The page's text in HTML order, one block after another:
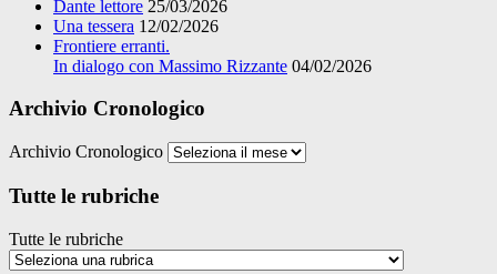
Dante lettore 25/03/2026
Una tessera 12/02/2026
Frontiere erranti.
In dialogo con Massimo Rizzante 04/02/2026
Archivio Cronologico
Archivio Cronologico
Tutte le rubriche
Tutte le rubriche